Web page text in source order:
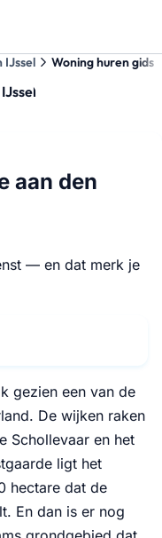
IJssel Woning huren gids
aan den
— en dat merk je
gezien een van de
De wijken raken
Schollevaar en het
ligt het
hectare dat de
En dan is er nog